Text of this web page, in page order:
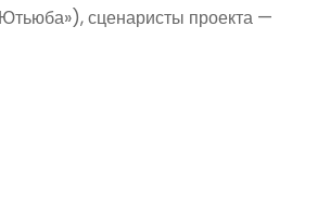
сценаристы проекта —